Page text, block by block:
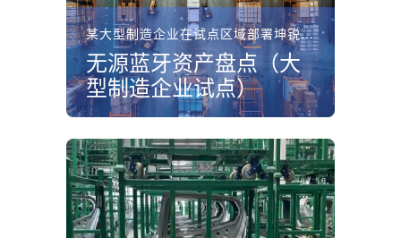
某大型制造企业在试点区域部署坤锐无源蓝牙资产盘点系统，无...
无源蓝牙资产盘点（大
型制造企业试点）